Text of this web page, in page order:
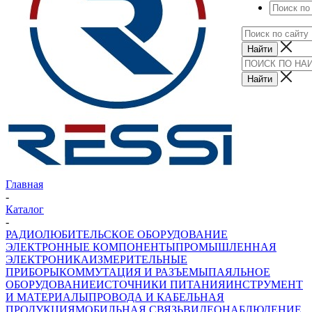
Главная
-
Каталог
-
РАДИОЛЮБИТЕЛЬСКОЕ ОБОРУДОВАНИЕ
ЭЛЕКТРОННЫЕ КОМПОНЕНТЫПРОМЫШЛЕННАЯ
ЭЛЕКТРОНИКАИЗМЕРИТЕЛЬНЫЕ
ПРИБОРЫКОММУТАЦИЯ И РАЗЪЕМЫПАЯЛЬНОЕ
ОБОРУДОВАНИЕИСТОЧНИКИ ПИТАНИЯИНСТРУМЕНТ
И МАТЕРИАЛЫПРОВОДА И КАБЕЛЬНАЯ
ПРОДУКЦИЯМОБИЛЬНАЯ СВЯЗЬВИДЕОНАБЛЮДЕНИЕ